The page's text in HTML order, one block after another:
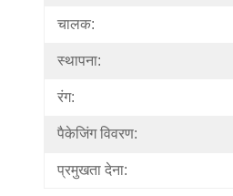
चालक:
स्थापना:
रंग:
पैकेजिंग विवरण:
प्रमुखता देना: